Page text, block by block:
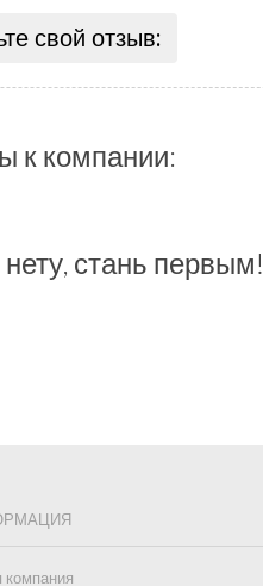
свой отзыв:
к компании:
стань первым!
компания